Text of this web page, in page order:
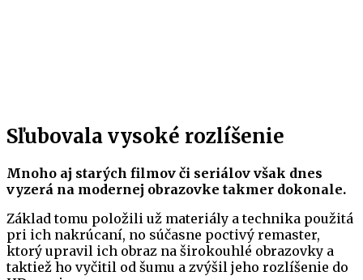
Sľubovala vysoké rozlíšenie
Mnoho aj starých filmov či seriálov však dnes
vyzerá na modernej obrazovke takmer dokonale.
Základ tomu položili už materiály a technika použitá
pri ich nakrúcaní, no súčasne poctivý remaster,
ktorý upravil ich obraz na širokouhlé obrazovky a
taktiež ho vyčitil od šumu a zvýšil jeho rozlíšenie do